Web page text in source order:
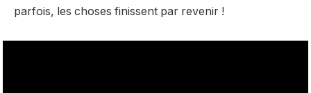
parfois, les choses finissent par revenir !